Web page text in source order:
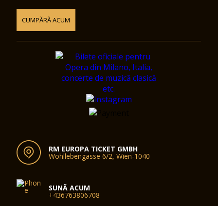
CUMPĂRĂ ACUM
RM EUROPA TICKET GMBH
Wohllebengasse 6/2, Wien-1040
SUNĂ ACUM
+436763806708